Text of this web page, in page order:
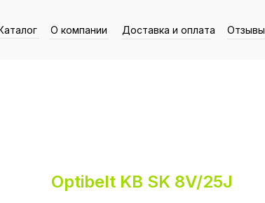
О компании Отзывы
Доставка и оплата
Optibelt KB SK 8V/25J